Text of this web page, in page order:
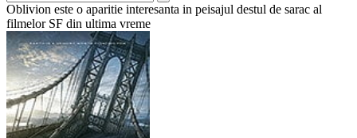
Oblivion este o aparitie interesanta in peisajul destul de sarac al
filmelor SF din ultima vreme